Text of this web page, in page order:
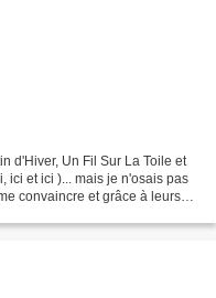
d'Hiver, Un Fil Sur La Toile et
ici et ici )... mais je n'osais pas
convaincre et grâce à leurs